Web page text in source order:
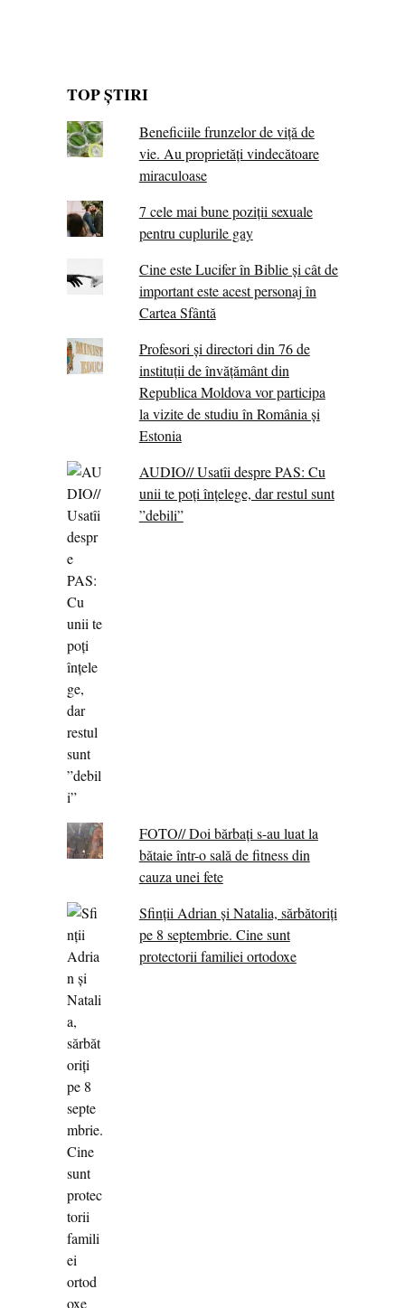
TOP ȘTIRI
Beneficiile frunzelor de viță de
vie. Au proprietăţi vindecătoare
miraculoase
7 cele mai bune poziții sexuale
pentru cuplurile gay
Cine este Lucifer în Biblie și cât de
important este acest personaj în
Cartea Sfântă
Profesori și directori din 76 de
instituții de învățământ din
Republica Moldova vor participa
la vizite de studiu în România și
Estonia
AUDIO// Usatîi despre PAS: Cu
unii te poți înțelege, dar restul sunt
”debili”
FOTO// Doi bărbați s-au luat la
bătaie într-o sală de fitness din
cauza unei fete
Sfinții Adrian și Natalia, sărbătoriți
pe 8 septembrie. Cine sunt
protectorii familiei ortodoxe